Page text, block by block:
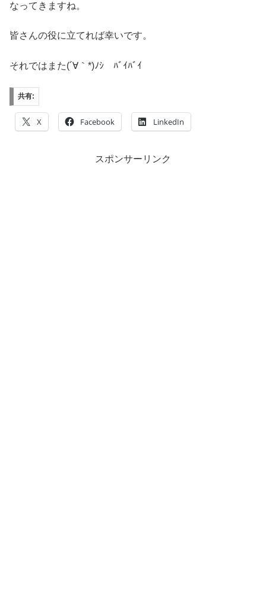
なってきますね。
皆さんの役に立てれば幸いです。
それではまた(´∀｀*)ﾉｼ ﾊﾞｲﾊﾞｲ
共有:
X Facebook LinkedIn
スポンサーリンク